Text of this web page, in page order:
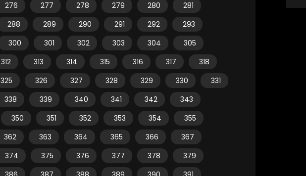
276 277 278 279 280
281
288 289 290 291 292
293
300 301 302 303 304
305
312 313 314 315 316 317
318
325 326 327 328 329 330
331
338 339 340 341 342
343
350 351 352 353 354
355
362 363 364 365 366
367
374 375 376 377 378
379